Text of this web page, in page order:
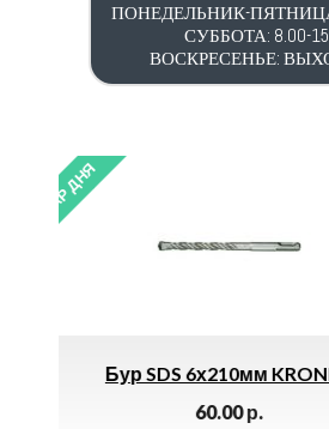
ПОНЕДЕЛЬНИК-ПЯТНИЦА:
СУББОТА: 8.00-
ВОСКРЕСЕНЬЕ: